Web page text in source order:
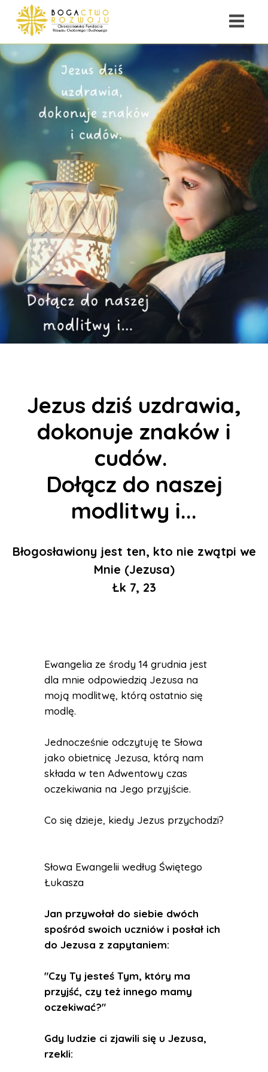
Jezus dziś uzdrawia,
dokonuje znaków i
cudów.
Dołącz do naszej
modlitwy i...
Błogosławiony jest ten, kto nie zwątpi we
Mnie (Jezusa)
Łk 7, 23
Ewangelia ze środy 14 grudnia jest
dla mnie odpowiedzią Jezusa na
moją modlitwę, którą ostatnio się
modlę.
Jednocześnie odczytuję te Słowa
jako obietnicę Jezusa, którą nam
składa w ten Adwentowy czas
oczekiwania na Jego przyjście.
Co się dzieje, kiedy Jezus przychodzi?
Słowa Ewangelii według Świętego
Łukasza
Jan przywołał do siebie dwóch
spośród swoich uczniów i posłał ich
do Jezusa z zapytaniem:
"Czy Ty jesteś Tym, który ma
przyjść, czy też innego mamy
oczekiwać?"
Gdy ludzie ci zjawili się u Jezusa,
rzekli: